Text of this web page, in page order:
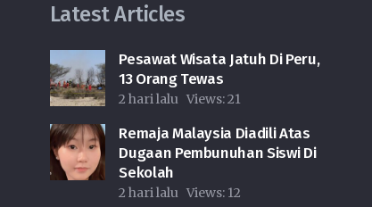
Latest Articles
Pesawat Wisata Jatuh Di Peru,
13 Orang Tewas
2 hari lalu Views:21
Remaja Malaysia Diadili Atas
Dugaan Pembunuhan Siswi Di
Sekolah
2 hari lalu Views: 12